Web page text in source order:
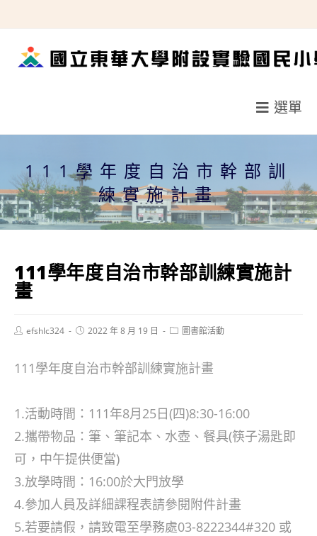
轉
選單
111學年度自治市幹部訓
練實施計畫
111學年度自治市幹部訓練實施計
畫
Postefshlc324
Post2022 年 8 月 19 日
Post圖書館活動
111學年度自治市幹部訓練實施計畫
1.活動時間：111年8月25日(四)8:30-16:00
2.攜帶物品：筆、筆記本、水壺、餐具(筷子湯匙即
可，中午提供便當)
3.放學時間：16:00於大門放學
4.參加人員及詳細課程表請參閱附件計畫
5.若要請假，請致電至學務處03-8222344#320 或